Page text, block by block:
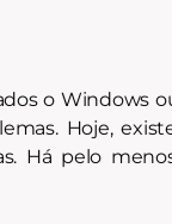
o Windows
Hoje,
Há pelo